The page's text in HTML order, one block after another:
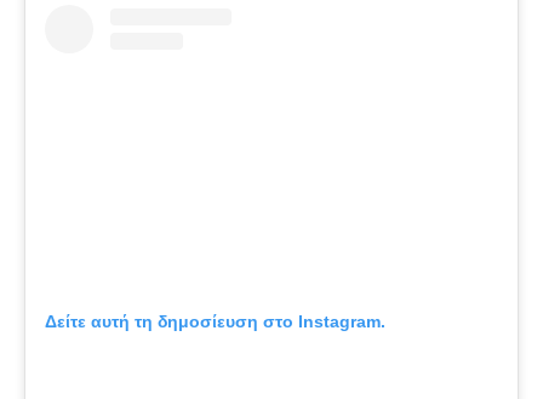
Δείτε αυτή τη δημοσίευση στο Instagram.